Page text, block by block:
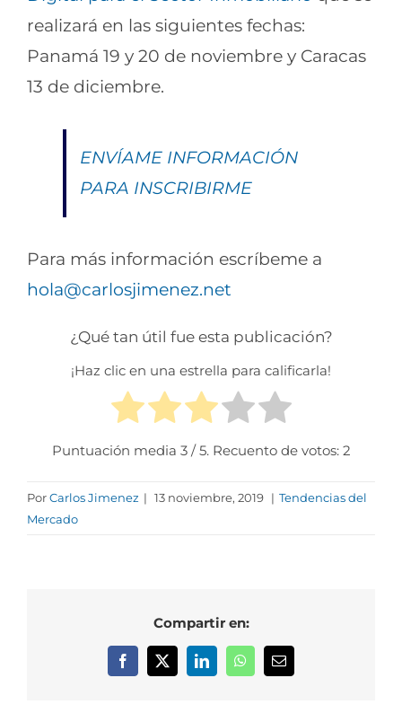
realizará en las siguientes fechas:
Panamá 19 y 20 de noviembre y Caracas
13 de diciembre.
ENVÍAME INFORMACIÓN
PARA INSCRIBIRME
Para más información escríbeme a
hola@carlosjimenez.net
¿Qué tan útil fue esta publicación?
¡Haz clic en una estrella para calificarla!
Puntuación media 3/ 5. Recuento de votos: 2
PorCarlos Jimenez | 13 noviembre, 2019 | Tendencias del
Mercado
Compartir en:
Facebook
X LinkedInWhatsAppCorreo
electrónico